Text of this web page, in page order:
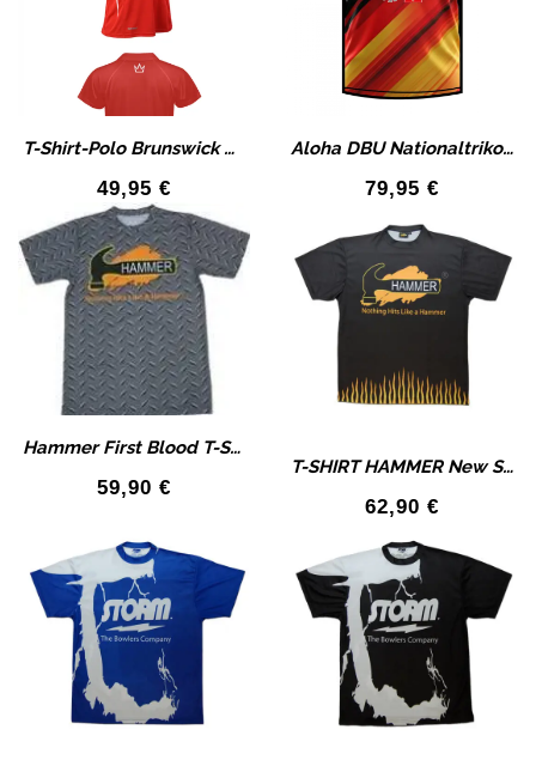
T-Shirt-Polo Brunswick Color Bowlingshirt
49,95 €
Aloha DBU Nationaltrikot Fan Edition T-Shirt
79,95 €
Hammer First Blood T-Shirt rar und selten
59,90 €
T-SHIRT HAMMER New Style
62,90 €